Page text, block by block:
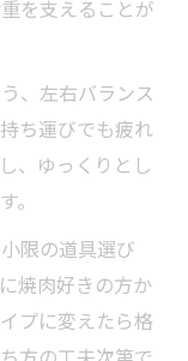
を支えることが
、左右バランス
ち運びでも疲れ
、ゆっくりとし
。
限の道具選び
焼肉好きの方か
プに変えたら格